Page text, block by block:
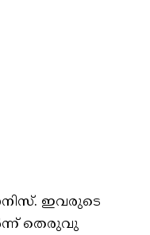
ഇവരുടെ
തെരുവു